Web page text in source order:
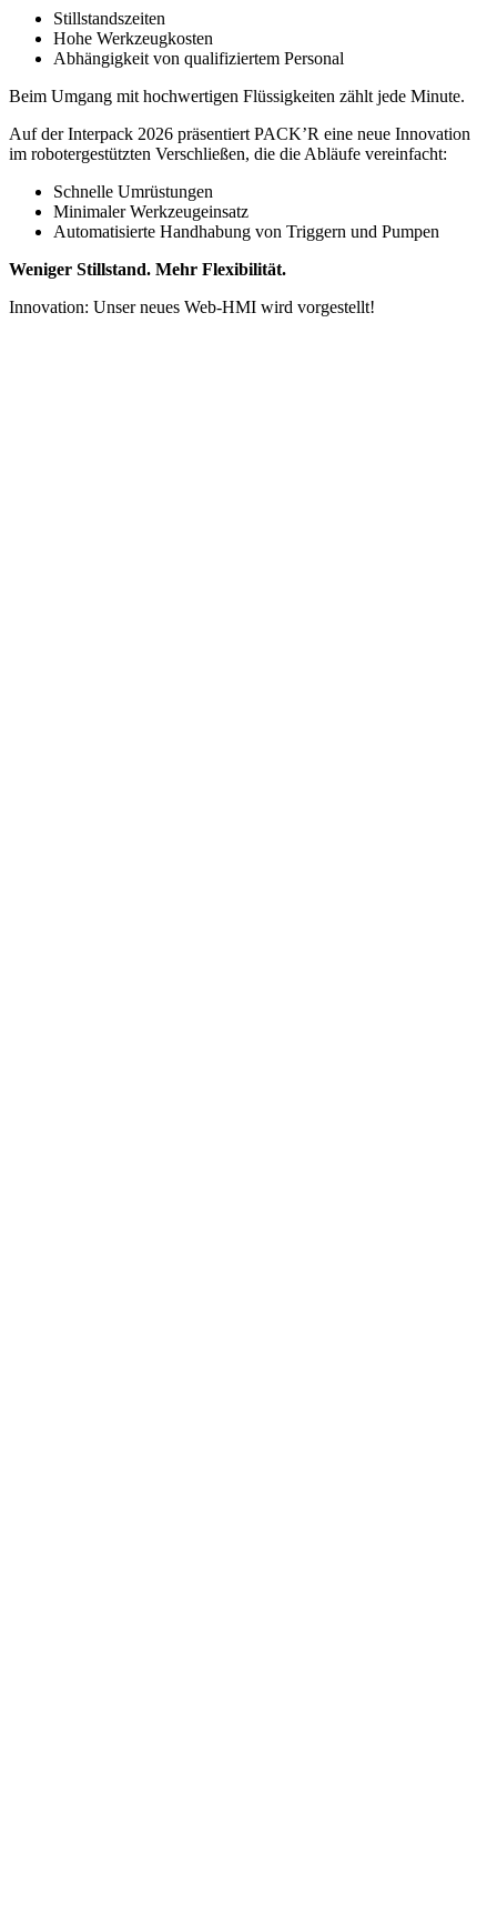
Stillstandszeiten
Hohe Werkzeugkosten
Abhängigkeit von qualifiziertem Personal
Beim Umgang mit hochwertigen Flüssigkeiten zählt jede Minute.
Auf der Interpack 2026 präsentiert PACK’R eine neue Innovation
im robotergestützten Verschließen, die die Abläufe vereinfacht:
Schnelle Umrüstungen
Minimaler Werkzeugeinsatz
Automatisierte Handhabung von Triggern und Pumpen
Weniger Stillstand. Mehr Flexibilität.
Innovation: Unser neues Web-HMI wird vorgestellt!